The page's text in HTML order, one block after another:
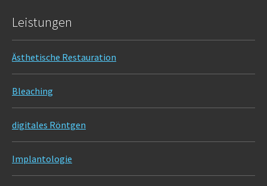
Leistungen
Ästhetische Restauration
Bleaching
digitales Röntgen
Implantologie